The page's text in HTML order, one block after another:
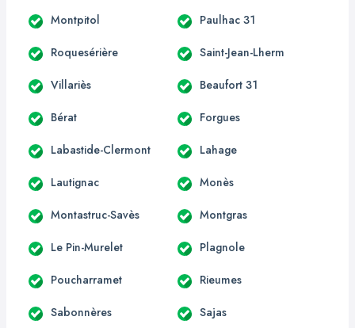
Montpitol Paulhac 31
Roquesérière Saint-Jean-Lherm
Villariès Beaufort 31
Bérat Forgues
Labastide-Clermont Lahage
Lautignac Monès
Montastruc-Savès Montgras
Le Pin-Murelet Plagnole
Poucharramet Rieumes
Sabonnères Sajas